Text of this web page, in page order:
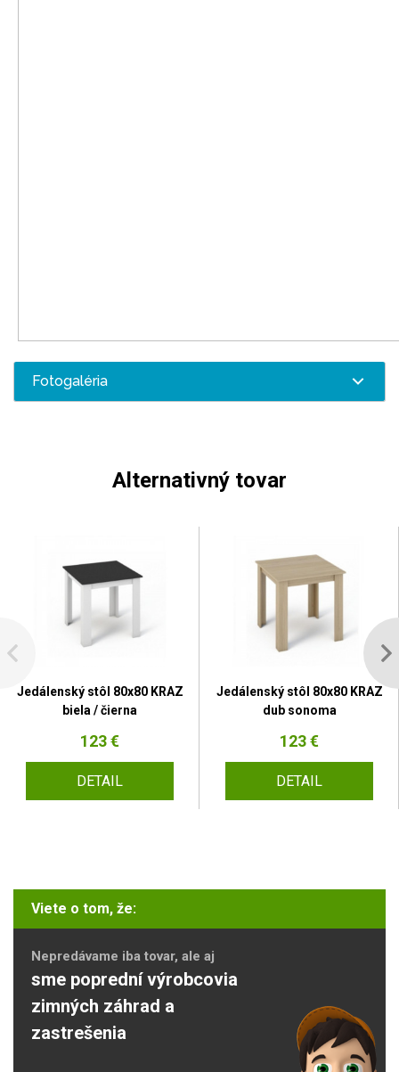
Fotogaléria
Alternativný tovar
Jedálenský stôl 80x80 KRAZ
biela / čierna
123 €
DETAIL
Jedálenský stôl 80x80 KRAZ
dub sonoma
123 €
DETAIL
Viete o tom, že:
Nepredávame iba tovar, ale aj
sme poprední výrobcovia
zimných záhrad a
zastrešenia